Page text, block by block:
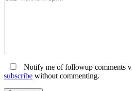
Notify me of followup comments
subscribe without commenting.